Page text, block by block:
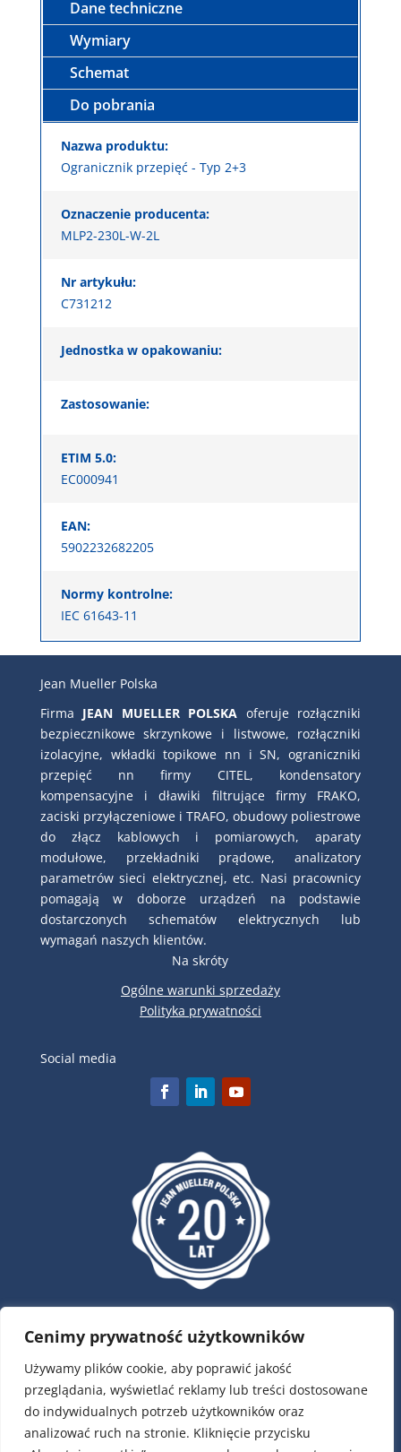
Cenimy prywatność użytkowników
Używamy plików cookie, aby poprawić jakość
przeglądania, wyświetlać reklamy lub treści dostosowane
do indywidualnych potrzeb użytkowników oraz
analizować ruch na stronie. Kliknięcie przycisku
Dane techniczne
Wymiary
Schemat
Do pobrania
Nazwa produktu:
Ogranicznik przepięć - Typ 2+3
Oznaczenie producenta:
MLP2-230L-W-2L
Nr artykułu:
C731212
Jednostka w opakowaniu:
Zastosowanie:
ETIM 5.0:
EC000941
EAN:
5902232682205
Normy kontrolne:
IEC 61643-11
Jean Mueller Polska
Firma JEAN MUELLER POLSKA oferuje rozłączniki
bezpiecznikowe skrzynkowe i listwowe, rozłączniki
izolacyjne, wkładki topikowe nn i SN, ograniczniki
przepięć nn firmy CITEL, kondensatory
kompensacyjne i dławiki filtrujące firmy FRAKO,
zaciski przyłączeniowe i TRAFO, obudowy poliestrowe
do złącz kablowych i pomiarowych, aparaty
modułowe, przekładniki prądowe, analizatory
parametrów sieci elektrycznej, etc. Nasi pracownicy
pomagają w doborze urządzeń na podstawie
dostarczonych schematów elektrycznych lub
wymagań naszych klientów.
Na skróty
Ogólne warunki sprzedaży
Polityka prywatności
Social media
ul. Krótka 4, 02-293 Warszawa
tel.:22 / 751 79 01